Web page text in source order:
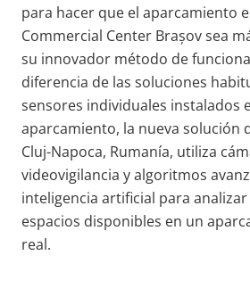
para hacer que el aparcamiento
Commercial Center Brașov sea
su innovador método de
diferencia de las soluciones
sensores individuales instalados
aparcamiento, la nueva solución
Cluj-Napoca, Rumanía, utiliza
videovigilancia y algoritmos
inteligencia artificial para
espacios disponibles en un
real.